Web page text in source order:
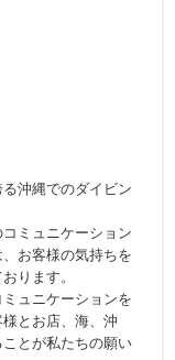
沖縄でのダイビン
ミュニケーション
お客様の気持ちを
ります。
ュニケーションを
とお店、海、沖
とが私たちの願い